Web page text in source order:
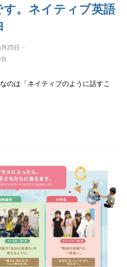
す。ネイティブ英語
25日
のは「ネイティブのように話すこ